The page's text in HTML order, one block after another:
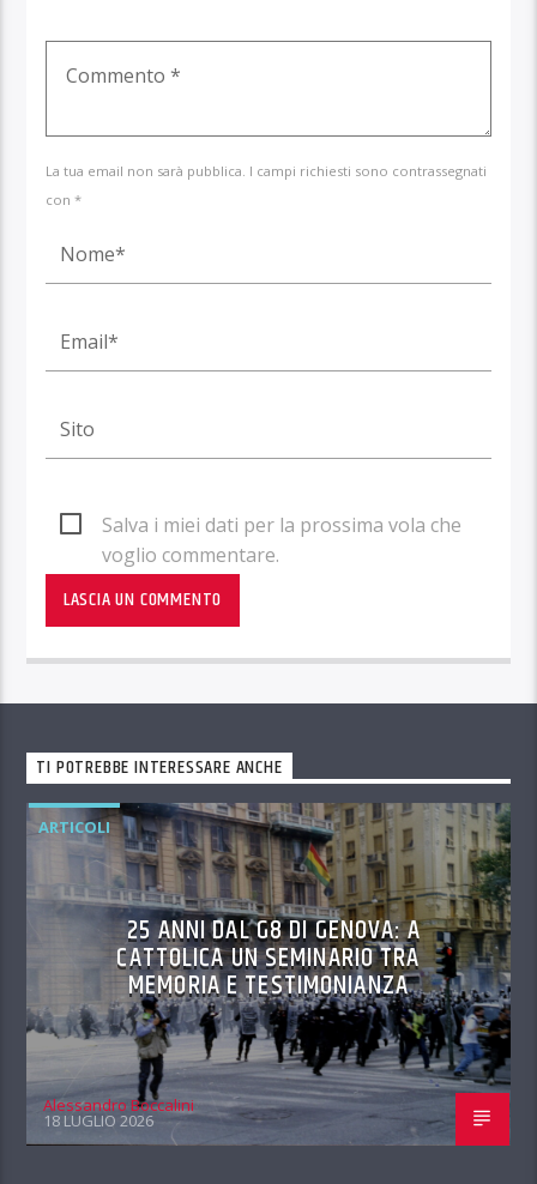
La tua email non sarà pubblica. I campi richiesti sono contrassegnati
con *
Salva i miei dati per la prossima vola che
voglio commentare.
TI POTREBBE INTERESSARE ANCHE
ARTICOLI
25 ANNI DAL G8 DI GENOVA: A
CATTOLICA UN SEMINARIO TRA
MEMORIA E TESTIMONIANZA
Alessandro Boccalini
18 LUGLIO 2026